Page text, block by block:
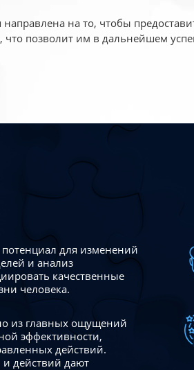
на то, чтобы
позволит им в дальнейшем
для изменений
и анализ
качественные
человека.
из главных ощущений
эффективности,
действий.
и действий дают